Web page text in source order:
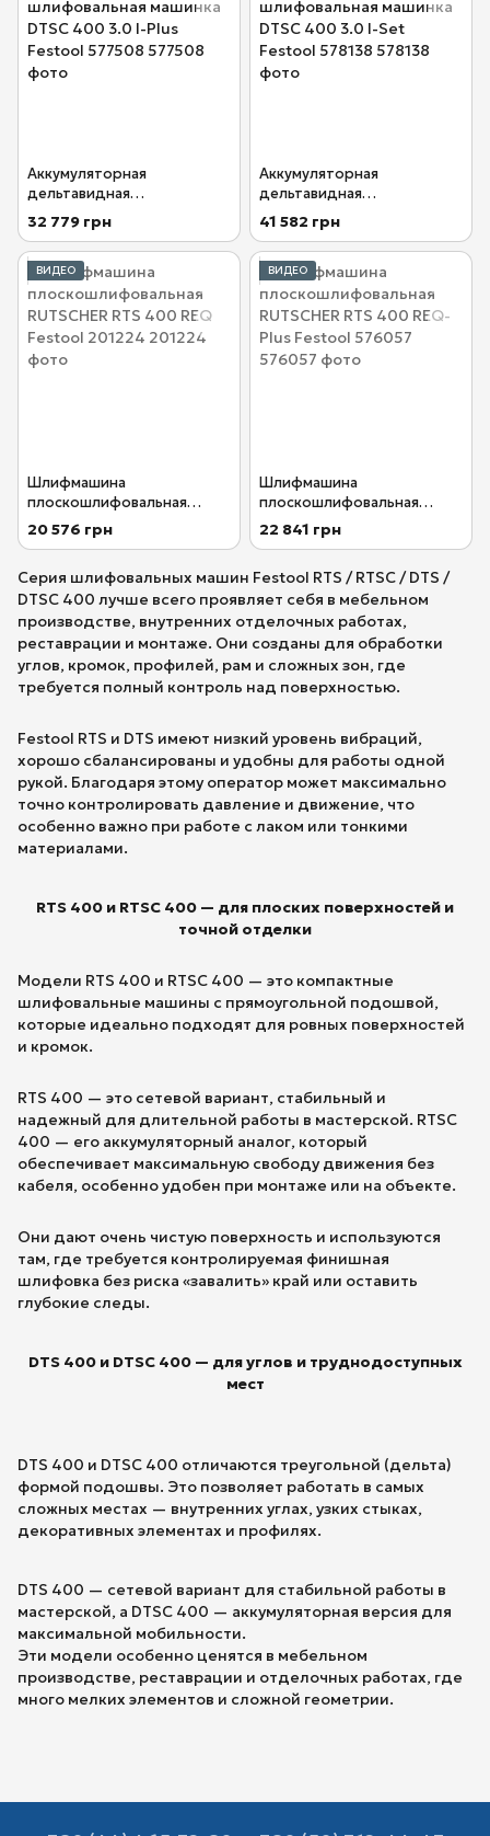
Аккумуляторная
дельтавидная
шлифовальная машинка
DTSC 400 3.0 I-Plus Festool
577508
32 779 грн
Аккумуляторная
дельтавидная
шлифовальная машинка
DTSC 400 3.0 I-Set Festool
578138
41 582 грн
ВИДЕО
Шлифмашина
плоскошлифовальная
RUTSCHER RTS 400 REQ
Festool 201224
20 576 грн
ВИДЕО
Шлифмашина
плоскошлифовальная
RUTSCHER RTS 400 REQ-Plus
Festool 576057
22 841 грн
Серия шлифовальных машин Festool RTS / RTSC / DTS /
DTSC 400 лучше всего проявляет себя в мебельном
производстве, внутренних отделочных работах,
реставрации и монтаже. Они созданы для обработки
углов, кромок, профилей, рам и сложных зон, где
требуется полный контроль над поверхностью.
Festool RTS и DTS имеют низкий уровень вибраций,
хорошо сбалансированы и удобны для работы одной
рукой. Благодаря этому оператор может максимально
точно контролировать давление и движение, что
особенно важно при работе с лаком или тонкими
материалами.
RTS 400 и RTSC 400 — для плоских поверхностей и
точной отделки
Модели RTS 400 и RTSC 400 — это компактные
шлифовальные машины с прямоугольной подошвой,
которые идеально подходят для ровных поверхностей
и кромок.
RTS 400 — это сетевой вариант, стабильный и
надежный для длительной работы в мастерской. RTSC
400 — его аккумуляторный аналог, который
обеспечивает максимальную свободу движения без
кабеля, особенно удобен при монтаже или на объекте.
Они дают очень чистую поверхность и используются
там, где требуется контролируемая финишная
шлифовка без риска «завалить» край или оставить
глубокие следы.
DTS 400 и DTSC 400 — для углов и труднодоступных
мест
DTS 400 и DTSC 400 отличаются треугольной (дельта)
формой подошвы. Это позволяет работать в самых
сложных местах — внутренних углах, узких стыках,
декоративных элементах и профилях.
DTS 400 — сетевой вариант для стабильной работы в
мастерской, а DTSC 400 — аккумуляторная версия для
максимальной мобильности.
Эти модели особенно ценятся в мебельном
производстве, реставрации и отделочных работах, где
много мелких элементов и сложной геометрии.